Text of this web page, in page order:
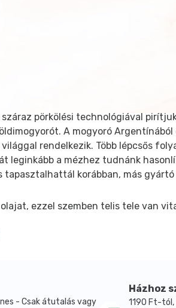
pörkölési technológiával
A mogyoró
rendelkezik. Több lépcsős
a mézhez tudnánk
korábban, más gyártó
ezzel szemben telis tele van
- Csak átutalás vagy
Házhoz
1190 Ft-